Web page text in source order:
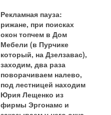
Рекламная пауза:
рижане, при поисках
окон топчем в Дом
Мебели (в Пурчике
который, на Дзелзавас),
заходим, два раза
поворачиваем налево,
под лестницей находим
Юрия Лещенко из
фирмы Эргонамс и